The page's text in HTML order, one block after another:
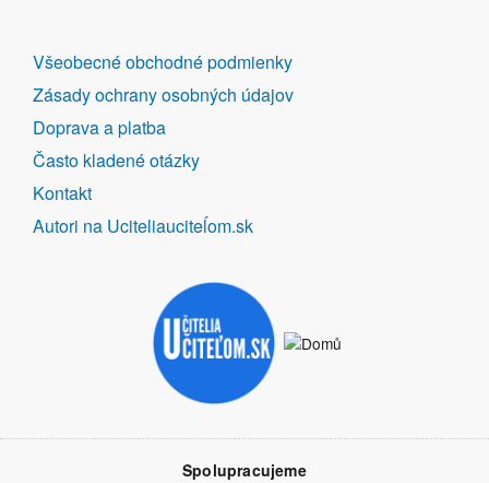
DALŠÍ
ODKAZY
Všeobecné obchodné podmienky
Zásady ochrany osobných údajov
Doprava a platba
Často kladené otázky
Kontakt
Autori na Uciteliauciteĺom.sk
Spolupracujeme